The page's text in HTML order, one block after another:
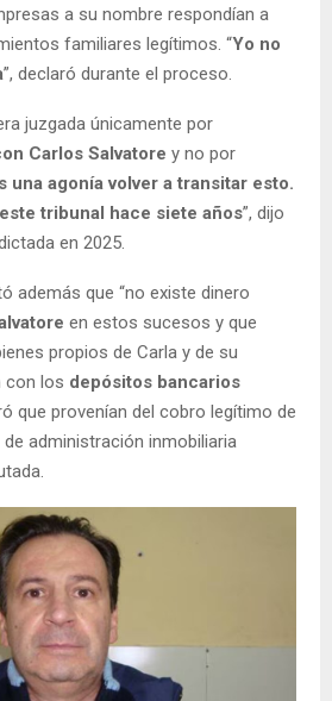
a su nombre respondían a
familiares legítimos. “Yo no
”, declaró durante el proceso.
juzgada únicamente por
Carlos Salvatore y no por
una agonía volver a transitar esto.
tribunal hace siete años”, dijo
en 2025.
además que “no existe dinero
en estos sucesos y que
propios de Carla y de su
con los depósitos bancarios
que provenían del cobro legítimo de
administración inmobiliaria